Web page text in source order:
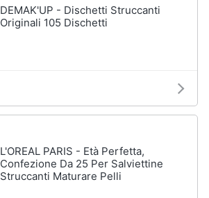
DEMAK'UP - Dischetti Struccanti
Originali 105 Dischetti
L'OREAL PARIS - Età Perfetta,
Confezione Da 25 Per Salviettine
Struccanti Maturare Pelli